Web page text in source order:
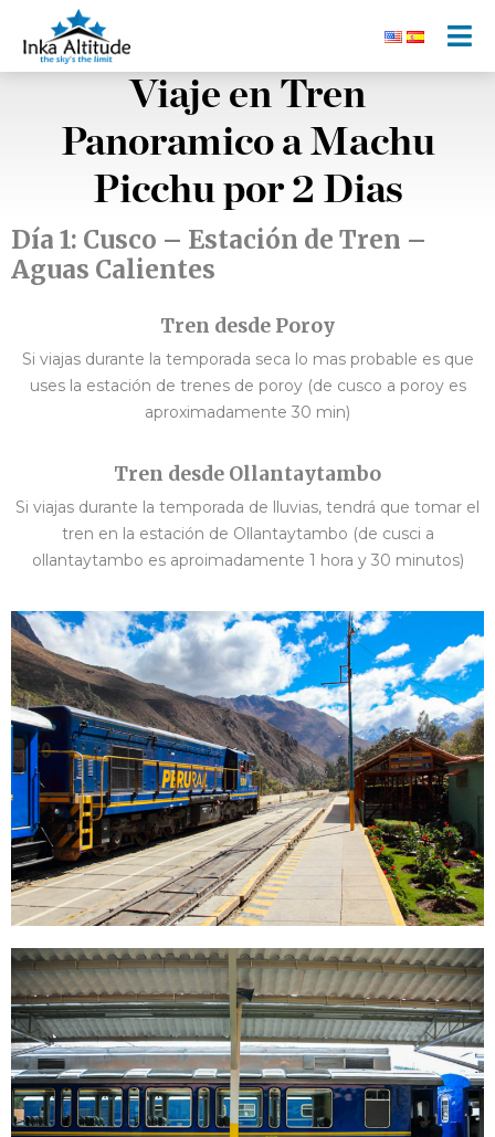
Viaje en Tren
Panoramico a Machu
Picchu por 2 Dias
Día 1: Cusco – Estación de Tren –
Aguas Calientes
Tren desde Poroy
Si viajas durante la temporada seca lo mas probable es que
uses la estación de trenes de poroy (de cusco a poroy es
aproximadamente 30 min)
Tren desde Ollantaytambo
Si viajas durante la temporada de lluvias, tendrá que tomar el
tren en la estación de Ollantaytambo (de cusci a
ollantaytambo es aproimadamente 1 hora y 30 minutos)